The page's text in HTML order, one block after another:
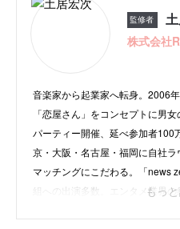
監修者
株式会社
音楽家から起業家へ転身。2006
「恋屋さん」をコンセプトに男
パーティー開催、延べ参加者100
京・大阪・名古屋・福岡に自社
マッチングにこだわる。「news
組への出演多数。エンタメ業界の
もっ